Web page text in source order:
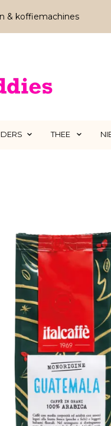
& koffiemachines
THEE